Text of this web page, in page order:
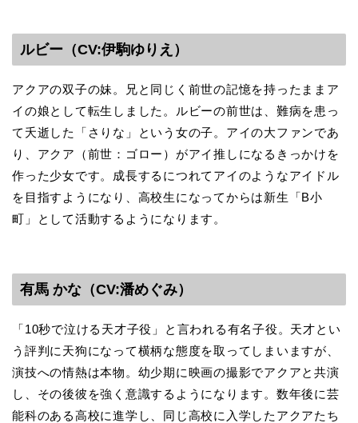
ルビー（CV:伊駒ゆりえ）
アクアの双子の妹。兄と同じく前世の記憶を持ったままア
イの娘として転生しました。ルビーの前世は、難病を患っ
て夭逝した「さりな」という女の子。アイの大ファンであ
り、アクア（前世：ゴロー）がアイ推しになるきっかけを
作った少女です。成長するにつれてアイのようなアイドル
を目指すようになり、高校生になってからは新生「B小
町」として活動するようになります。
有馬 かな（CV:潘めぐみ）
「10秒で泣ける天才子役」と言われる有名子役。天才とい
う評判に天狗になって横柄な態度を取ってしまいますが、
演技への情熱は本物。幼少期に映画の撮影でアクアと共演
し、その後彼を強く意識するようになります。数年後に芸
能科のある高校に進学し、同じ高校に入学したアクアたち